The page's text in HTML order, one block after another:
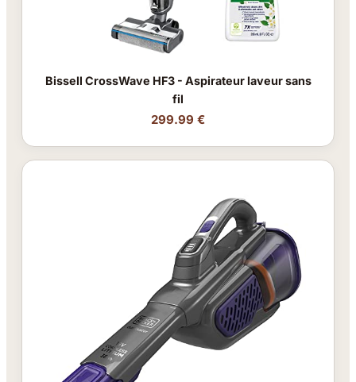
Bissell CrossWave HF3 - Aspirateur laveur sans
fil
299.99 €